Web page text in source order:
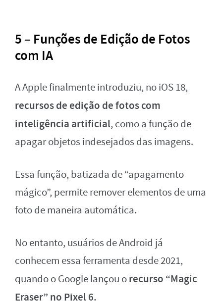
5 – Funções de Edição de Fotos
com IA
A Apple finalmente introduziu, no iOS 18,
recursos de edição de fotos com
inteligência artificial, como a função de
apagar objetos indesejados das imagens.
Essa função, batizada de “apagamento
mágico”, permite remover elementos de uma
foto de maneira automática.
No entanto, usuários de Android já
conhecem essa ferramenta desde 2021,
quando o Google lançou orecurso “Magic
Eraser” no Pixel 6.